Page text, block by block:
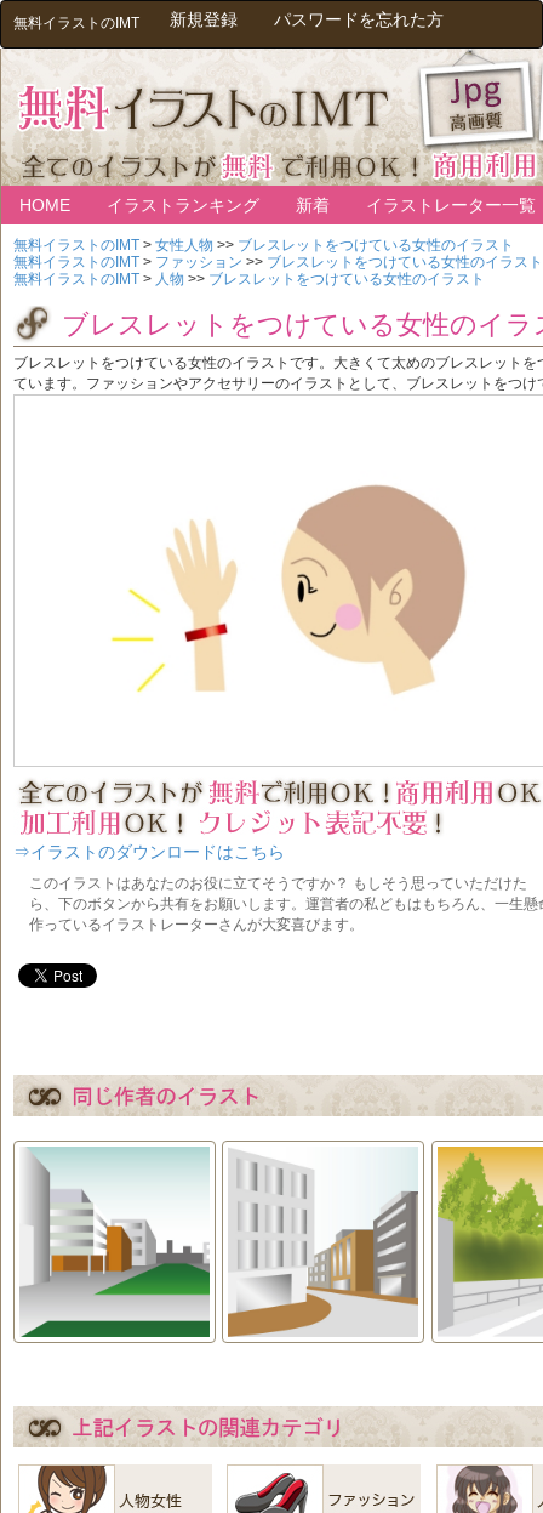
無料イラストのIMT 新規登録 パスワードを忘れた方
HOME イラストランキング 新着 イラストレーター一覧
無料イラストのIMT > 女性人物 >> ブレスレットをつけている女性のイラスト
無料イラストのIMT > ファッション >> ブレスレットをつけている女性のイラスト
無料イラストのIMT > 人物 >> ブレスレットをつけている女性のイラスト
ブレスレットをつけている女性のイラ
ブレスレットをつけている女性のイラストです。大きくて太めのブレスレット
ています。ファッションやアクセサリーのイラストとして、ブレスレットをつ
⇒イラストのダウンロードはこちら